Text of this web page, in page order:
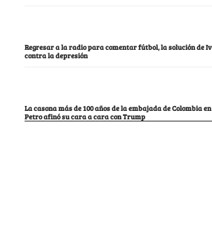
Regresar a la radio para comentar fútbol, la solución de
contra la depresión
La casona más de 100 años de la embajada de Colombia
Petro afinó su cara a cara con Trump